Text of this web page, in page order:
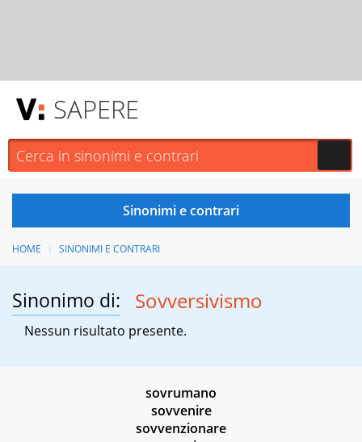
SAPERE
HOME SINONIMI E CONTRARI
Sinonimo di: Sovversivismo
Nessun risultato presente.
sovrumano
sovvenire
sovvenzionare